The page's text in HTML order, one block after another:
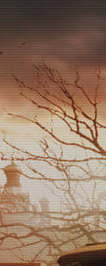
2020
работе